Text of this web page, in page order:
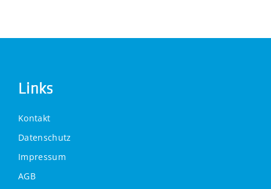
Links
Kontakt
Datenschutz
Impressum
AGB